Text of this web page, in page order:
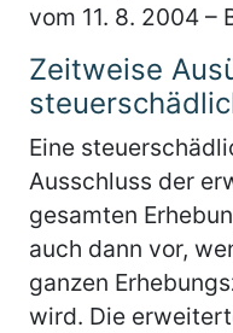
vom 11. 8. 2004 –
Zeitweise
Eine
Ausschluss der
gesamten
auch dann vor,
ganzen
wird. Die